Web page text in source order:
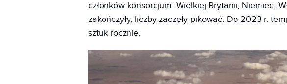
członków konsorcjum: Wielkiej Brytanii, Niemiec,
zakończyły, liczby zaczęły pikować. Do 2023 r.
sztuk rocznie.